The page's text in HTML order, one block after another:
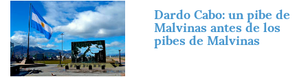
Imagen
Dardo Cabo: un pibe de
Malvinas antes de los
pibes de Malvinas